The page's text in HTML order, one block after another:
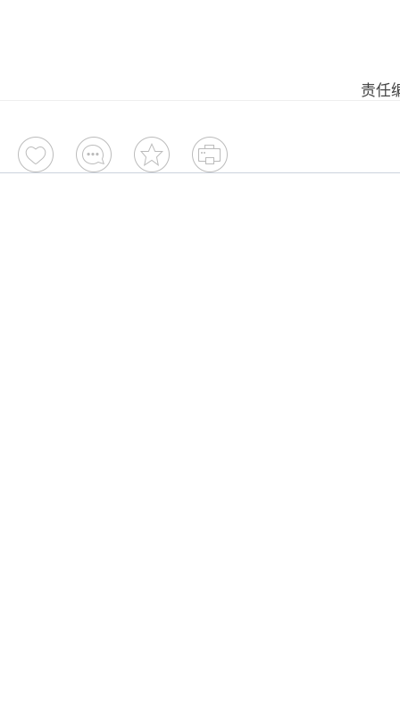
责任